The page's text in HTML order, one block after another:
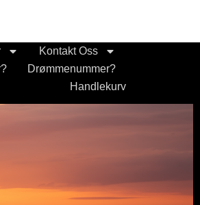
Kontakt Oss
Drømmenummer?
Handlekurv